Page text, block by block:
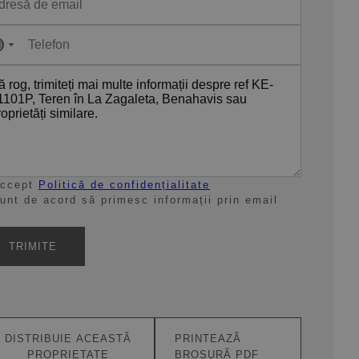
Politică de confidențialitate
de acord să primesc informații prin email
TRIMITE
DISTRIBUIE ACEASTĂ
PROPRIETATE
PRINTEAZĂ
BROȘURĂ PDF